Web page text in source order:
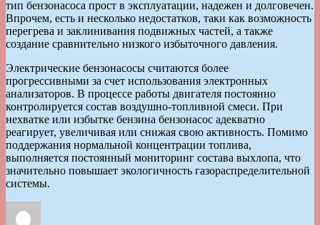
тип бензонасоса прост в эксплуатации, надежен и долговечен.
Впрочем, есть и несколько недостатков, таки как возможность
перегрева и заклинивания подвижных частей, а также
создание сравнительно низкого избыточного давления.
Электрические бензонасосы считаются более
прогрессивными за счет использования электронных
анализаторов. В процессе работы двигателя постоянно
контролируется состав воздушно-топливной смеси. При
нехватке или избытке бензина бензонасос адекватно
реагирует, увеличивая или снижая свою активность. Помимо
поддержания нормальной концентрации топлива,
выполняется постоянный мониторинг состава выхлопа, что
значительно повышает экологичность газораспределительной
системы.